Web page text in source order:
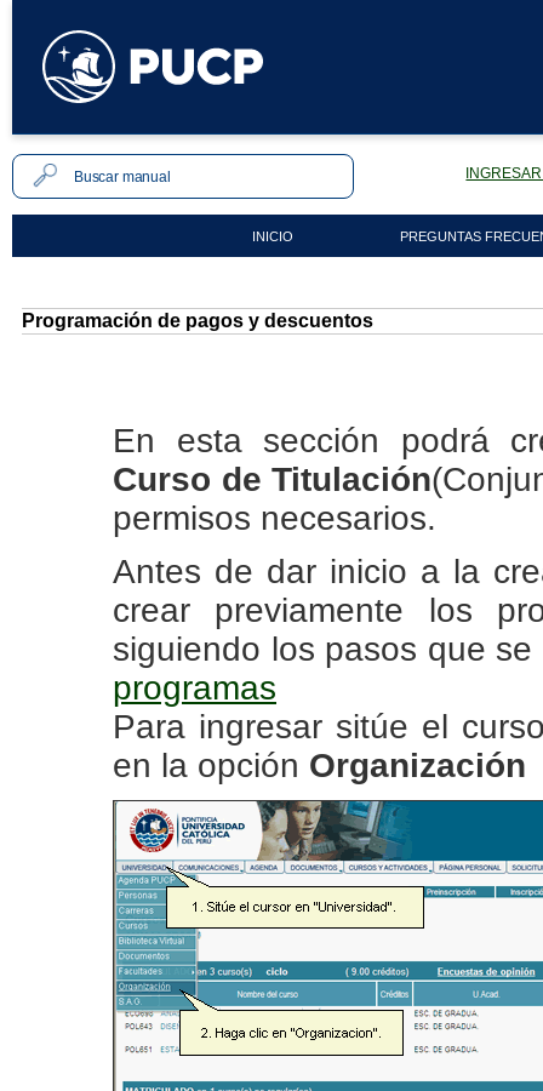
INICIO PREGUNTAS
Programación de pagos y descuentos
En esta sección podrá
Curso de Titulación
permisos necesarios.
Antes de dar inicio a la
crear previamente los
siguiendo los pasos que
programas
Para ingresar sitúe el
en la opción Organización